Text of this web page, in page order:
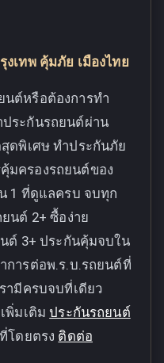
เทพ คุ้มภัย เมืองไทย
นต์หรือต้องการทำ
ประกันรถยนต์ผ่าน
ดพิเศษ ทำประกันภัย
มครองรถยนต์ของ
1 ที่ดูแลครบ จบทุก
นต์ 2+ ซื้อง่าย
ต์ 3+ ประกันคุ้มจบใน
การต่อพ.ร.บ.รถยนต์ที่
ามีครบจบที่เดียว
พิ่มเติมประกันรถยนต์
โดยตรง ติดต่อ